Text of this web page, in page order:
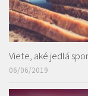
Viete, aké jedlá
06/06/2019